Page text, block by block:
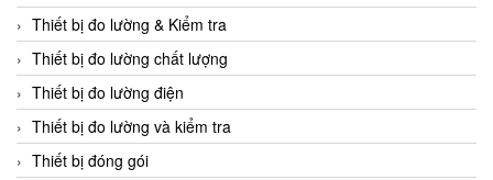
Checkline
Chino
Chiyoda Seiki
Chiyoda-Tsusho
Chongqing Huaneng
Thiết bị đo lường & Kiểm tra
Thiết bị đo lường chất lượng
Thiết bị đo lường điện
Thiết bị đo lường và kiểm tra
Thiết bị đóng gói